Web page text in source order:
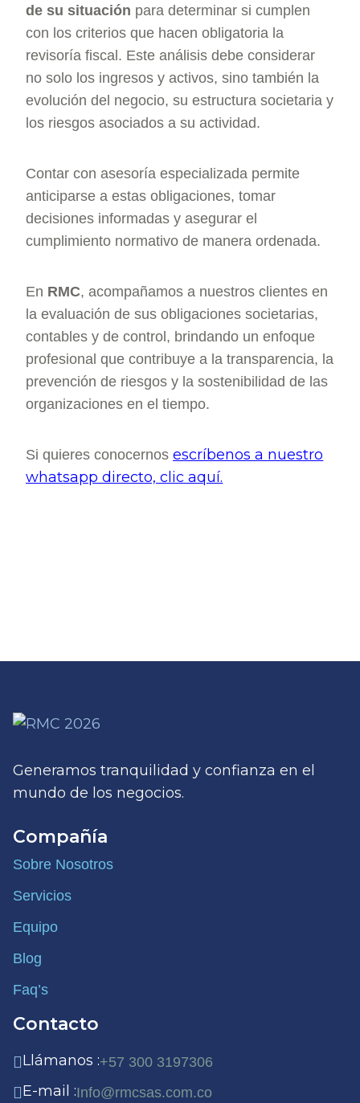
de su situación para determinar si cumplen
con los criterios que hacen obligatoria la
revisoría fiscal. Este análisis debe considerar
no solo los ingresos y activos, sino también la
evolución del negocio, su estructura societaria y
los riesgos asociados a su actividad.
Contar con asesoría especializada permite
anticiparse a estas obligaciones, tomar
decisiones informadas y asegurar el
cumplimiento normativo de manera ordenada.
En RMC, acompañamos a nuestros clientes en
la evaluación de sus obligaciones societarias,
contables y de control, brindando un enfoque
profesional que contribuye a la transparencia, la
prevención de riesgos y la sostenibilidad de las
organizaciones en el tiempo.
Si quieres conocernosescríbenos a nuestro
whatsapp directo, clic aquí.
Generamos tranquilidad y confianza en el
mundo de los negocios.
Compañía
Sobre Nosotros
Servicios
Equipo
Blog
Faq’s
Contacto
Llámanos :+57 300 3197306
E-mail :Info@rmcsas.com.co